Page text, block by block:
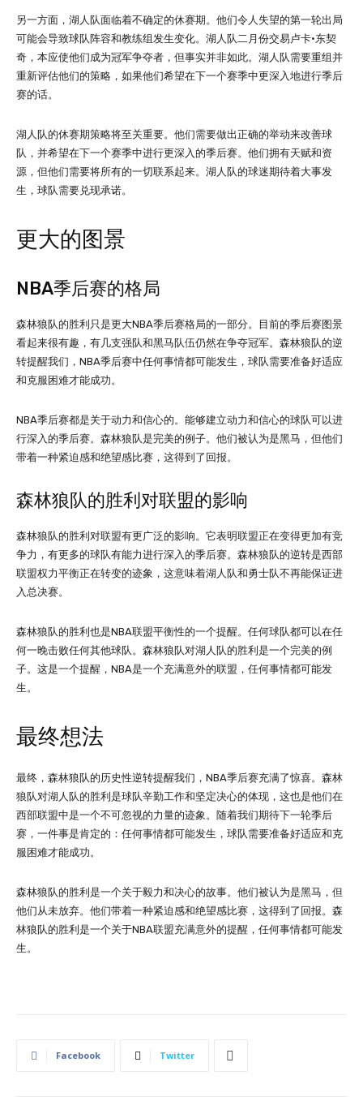
另一方面，湖人队面临着不确定的休赛期。他们令人失望的第一轮出局
可能会导致球队阵容和教练组发生变化。湖人队二月份交易卢卡·东契
奇，本应使他们成为冠军争夺者，但事实并非如此。湖人队需要重组并
重新评估他们的策略，如果他们希望在下一个赛季中更深入地进行季后
赛的话。
湖人队的休赛期策略将至关重要。他们需要做出正确的举动来改善球
队，并希望在下一个赛季中进行更深入的季后赛。他们拥有天赋和资
源，但他们需要将所有的一切联系起来。湖人队的球迷期待着大事发
生，球队需要兑现承诺。
更大的图景
NBA季后赛的格局
森林狼队的胜利只是更大NBA季后赛格局的一部分。目前的季后赛图景
看起来很有趣，有几支强队和黑马队伍仍然在争夺冠军。森林狼队的逆
转提醒我们，NBA季后赛中任何事情都可能发生，球队需要准备好适应
和克服困难才能成功。
NBA季后赛都是关于动力和信心的。能够建立动力和信心的球队可以进
行深入的季后赛。森林狼队是完美的例子。他们被认为是黑马，但他们
带着一种紧迫感和绝望感比赛，这得到了回报。
森林狼队的胜利对联盟的影响
森林狼队的胜利对联盟有更广泛的影响。它表明联盟正在变得更加有竞
争力，有更多的球队有能力进行深入的季后赛。森林狼队的逆转是西部
联盟权力平衡正在转变的迹象，这意味着湖人队和勇士队不再能保证进
入总决赛。
森林狼队的胜利也是NBA联盟平衡性的一个提醒。任何球队都可以在任
何一晚击败任何其他球队。森林狼队对湖人队的胜利是一个完美的例
子。这是一个提醒，NBA是一个充满意外的联盟，任何事情都可能发
生。
最终想法
最终，森林狼队的历史性逆转提醒我们，NBA季后赛充满了惊喜。森林
狼队对湖人队的胜利是球队辛勤工作和坚定决心的体现，这也是他们在
西部联盟中是一个不可忽视的力量的迹象。随着我们期待下一轮季后
赛，一件事是肯定的：任何事情都可能发生，球队需要准备好适应和克
服困难才能成功。
森林狼队的胜利是一个关于毅力和决心的故事。他们被认为是黑马，但
他们从未放弃。他们带着一种紧迫感和绝望感比赛，这得到了回报。森
林狼队的胜利是一个关于NBA联盟充满意外的提醒，任何事情都可能发
生。
Facebook Twitter